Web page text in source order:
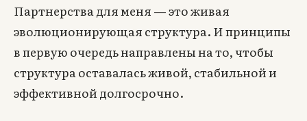
Партнерства для меня — это живая
эволюционирующая структура. И принципы
в первую очередь направлены на то, чтобы
структура оставалась живой, стабильной и
эффективной долгосрочно.